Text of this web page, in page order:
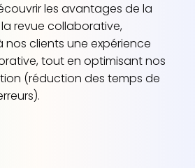
les avantages de la
revue collaborative,
nos clients une expérience
,tout en optimisantnos
(réduction des temps de
.